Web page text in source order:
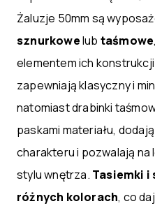
Żaluzje 50mm są
sznurkowelub taśmowe
elementem ich
zapewniają klasyczny i
natomiast drabinki
paskami materiału,
charakteru i pozwalają
stylu wnętrza. Tasiemki i
różnych kolorach, co